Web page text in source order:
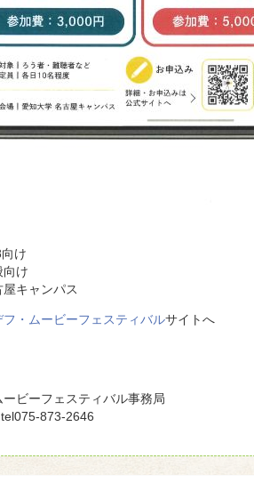
け
向け
キャンパス
・ムービーフェスティバルサイトへ
ビーフェスティバル事務局
tel075-873-2646